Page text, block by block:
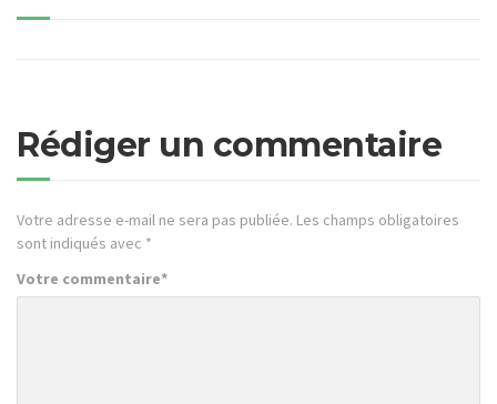
Rédiger un commentaire
Votre adresse e-mail ne sera pas publiée. Les champs obligatoires
sont indiqués avec *
Votre commentaire*